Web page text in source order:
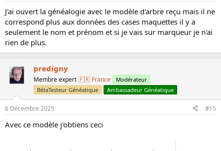
J'ai ouvert la généalogie avec le modèle d'arbre reçu mais il ne
correspond plus aux données des cases maquettes il y a
seulement le nom et prénom et si je vais sur marqueur je n'ai
rien de plus.
predigny
Membre expert 🇫🇷 France
Modérateur
BétaTesteur Généatique
Ambassadeur Généatique
6 Décembre 2025 #15
Avec ce modèle j'obtiens ceci